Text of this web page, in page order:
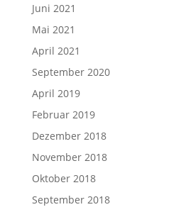
Juni 2021
Mai 2021
April 2021
September 2020
April 2019
Februar 2019
Dezember 2018
November 2018
Oktober 2018
September 2018